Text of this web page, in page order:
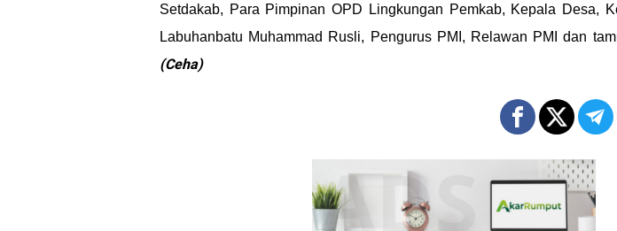
Setdakab, Para Pimpinan OPD Lingkungan Pemkab, Kepala Desa,
Labuhanbatu Muhammad Rusli, Pengurus PMI, Relawan PMI dan
(Ceha)